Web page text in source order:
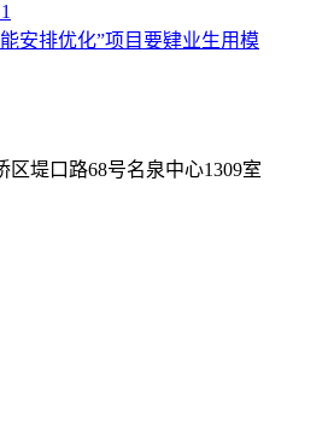
安排优化”项目要肄业生用模
区堤口路68号名泉中心1309室